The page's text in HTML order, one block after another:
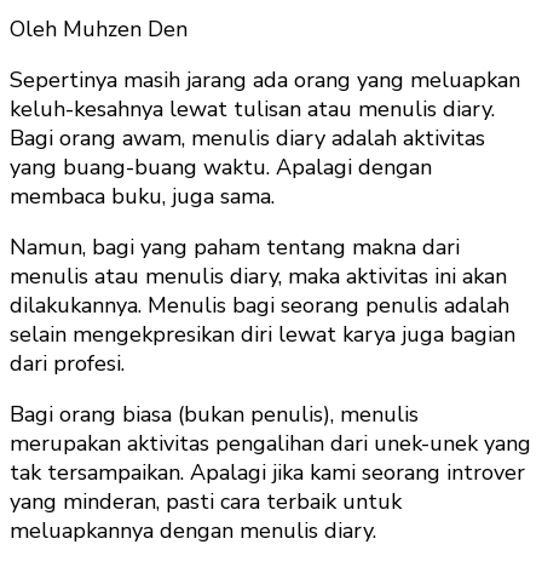
Oleh Muhzen Den
Sepertinya masih jarang ada orang yang meluapkan
keluh-kesahnya lewat tulisan atau menulis diary.
Bagi orang awam, menulis diary adalah aktivitas
yang buang-buang waktu. Apalagi dengan
membaca buku, juga sama.
Namun, bagi yang paham tentang makna dari
menulis atau menulis diary, maka aktivitas ini akan
dilakukannya. Menulis bagi seorang penulis adalah
selain mengekpresikan diri lewat karya juga bagian
dari profesi.
Bagi orang biasa (bukan penulis), menulis
merupakan aktivitas pengalihan dari unek-unek yang
tak tersampaikan. Apalagi jika kami seorang introver
yang minderan, pasti cara terbaik untuk
meluapkannya dengan menulis diary.